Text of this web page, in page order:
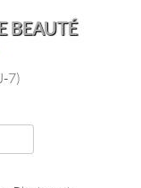
BEAUTÉ
7)